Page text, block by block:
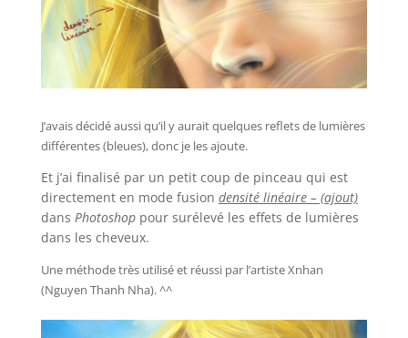
J’avais décidé aussi qu’il y aurait quelques reflets de lumières
différentes (bleues), donc je les ajoute.
Et j’ai finalisé par un petit coup de pinceau qui est
directement en mode fusion densité linéaire – (ajout)
dans Photoshoppour surélevé les effets de lumières
dans les cheveux.
Une méthode très utilisé et réussi par l’artiste Xnhan
(Nguyen Thanh Nha). ^^